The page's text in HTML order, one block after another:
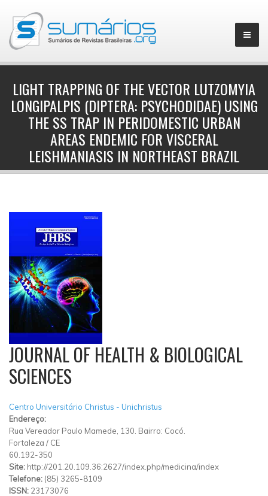
▼
LIGHT TRAPPING OF THE VECTOR LUTZOMYIA
LONGIPALPIS (DIPTERA: PSYCHODIDAE) USING
THE SS TRAP IN PERIDOMESTIC URBAN
AREAS ENDEMIC FOR VISCERAL
LEISHMANIASIS IN NORTHEAST BRAZIL
JOURNAL OF HEALTH & BIOLOGICAL
SCIENCES
Centro Universitário Christus - Unichristus
Endereço:
Rua Vereador Paulo Mamede, 130. Bairro: Cocó.
Fortaleza / CE
60.192-350
Site: http://201.20.109.36:2627/index.php/medicina/index
Telefone: (85) 3265-8109
ISSN: 23173076